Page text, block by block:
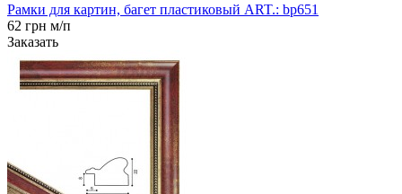
Рамки для картин, багет пластиковый ART.: bp651
62 грн м/п
Заказать